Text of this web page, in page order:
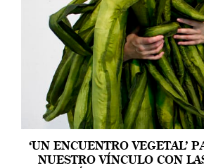
‘UN ENCUENTRO VEGETAL’
NUESTRO VÍNCULO CON